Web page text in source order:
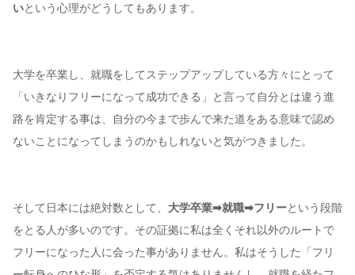
いという心理がどうしてもあります。
大学を卒業し、就職をしてステップアップしている方々にとって
「いきなりフリーになって成功できる」と言って自分とは違う進
路を肯定する事は、自分の今まで歩んで来た道をある意味で認め
ないことになってしまうのかもしれないと気がつきました。
そして日本には絶対数として、 大学卒業➡就職➡フリーという段階
をとる人が多いのです。その証拠に私は全くそれ以外のルートで
フリーになった人に会った事がありません。私はそうした「フリ